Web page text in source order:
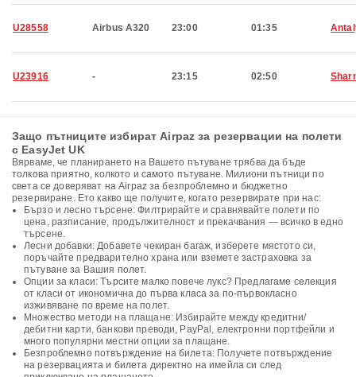
U28558 Airbus A320 23:00 01:35
U23916 - 23:15 02:50
Защо пътниците избират Airpaz за резервации на полети
с EasyJet UK
Вярваме, че планирането на Вашето пътуване трябва да бъде
толкова приятно, колкото и самото пътуване. Милиони пътници по
света се доверяват на Airpaz за безпроблемно и бюджетно
резервиране. Ето какво ще получите, когато резервирате при нас:
Бързо и лесно търсене: Филтрирайте и сравнявайте полети по
цена, разписание, продължителност и прекачвания — всичко в едно
търсене.
Лесни добавки: Добавете чекиран багаж, изберете мястото си,
поръчайте предварително храна или вземете застраховка за
пътуване за Вашия полет.
Опции за класи: Търсите малко повече лукс? Предлагаме селекция
от класи от икономична до първа класа за по-първокласно
изживяване по време на полет.
Множество методи на плащане: Избирайте между кредитни/
дебитни карти, банкови преводи, PayPal, електронни портфейли и
много популярни местни опции за плащане.
Безпроблемно потвърждение на билета: Получете потвърждение
на резервацията и билета директно на имейла си след